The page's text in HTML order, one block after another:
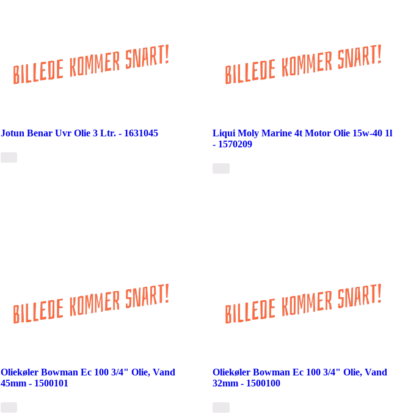
Jotun Benar Uvr Olie 3 Ltr. - 1631045
Liqui Moly Marine 4t Motor Olie 15w-40 1l
- 1570209
Oliekøler Bowman Ec 100 3/4" Olie, Vand
45mm - 1500101
Oliekøler Bowman Ec 100 3/4" Olie, Vand
32mm - 1500100